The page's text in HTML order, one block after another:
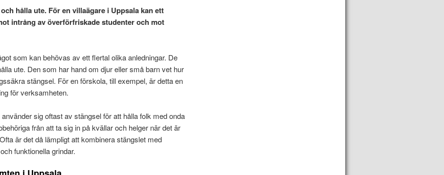
hålla ute. För en villaägare i Uppsala kan ett
intrång av överförfriskade studenter och mot
som kan behövas av ett flertal olika anledningar. De
ute. Den som har hand om djur eller små barn vet hur
stängsel. För en förskola, till exempel, är detta en
för verksamheten.
sig oftast av stängsel för att hålla folk med onda
från att ta sig in på kvällar och helger när det är
är det då lämpligt att kombinera stängslet med
funktionella grindar.